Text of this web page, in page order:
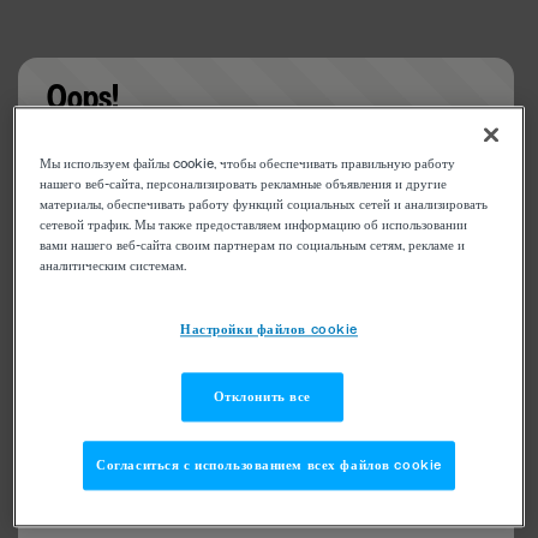
Oops!
Something went wrong. Please try refreshing the
app
Мы используем файлы cookie, чтобы обеспечивать правильную работу
нашего веб-сайта, персонализировать рекламные объявления и другие
материалы, обеспечивать работу функций социальных сетей и анализировать
сетевой трафик. Мы также предоставляем информацию об использовании
вами нашего веб-сайта своим партнерам по социальным сетям, рекламе и
аналитическим системам.
Настройки файлов cookie
Отклонить все
Согласиться с использованием всех файлов cookie